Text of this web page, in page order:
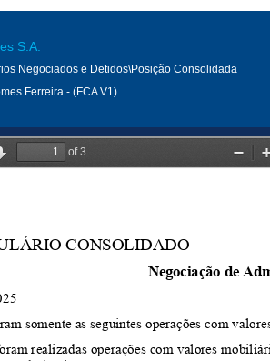
S.A.
Negociados e Detidos\Posição Consolidada
Ferreira - (FCA V1)